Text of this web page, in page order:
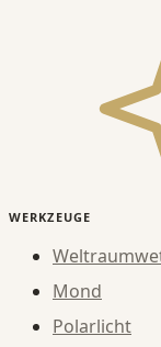
WERKZEUGE
Mond
Polarlicht